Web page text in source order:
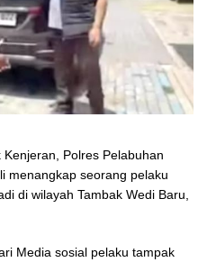
Polres Pelabuhan
menangkap seorang pelaku
di wilayah Tambak Wedi Baru,
Media sosial pelaku tampak